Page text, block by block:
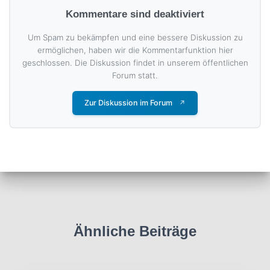
Kommentare sind deaktiviert
Um Spam zu bekämpfen und eine bessere Diskussion zu
ermöglichen, haben wir die Kommentarfunktion hier
geschlossen. Die Diskussion findet in unserem öffentlichen
Forum statt.
Zur Diskussion im Forum ↗
Ähnliche Beiträge